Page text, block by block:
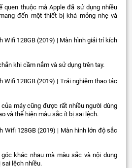
quen thuộc mà Apple đã sử dụng nhiều
đến một thiết bị khá mỏng nhẹ và
khi cầm nắm và sử dụng trên tay.
máy cũng được rất nhiều người dùng
và thể hiện màu sắc ít bị sai lệch.
khác nhau mà màu sắc và nội dung
sai lệch nhiều.